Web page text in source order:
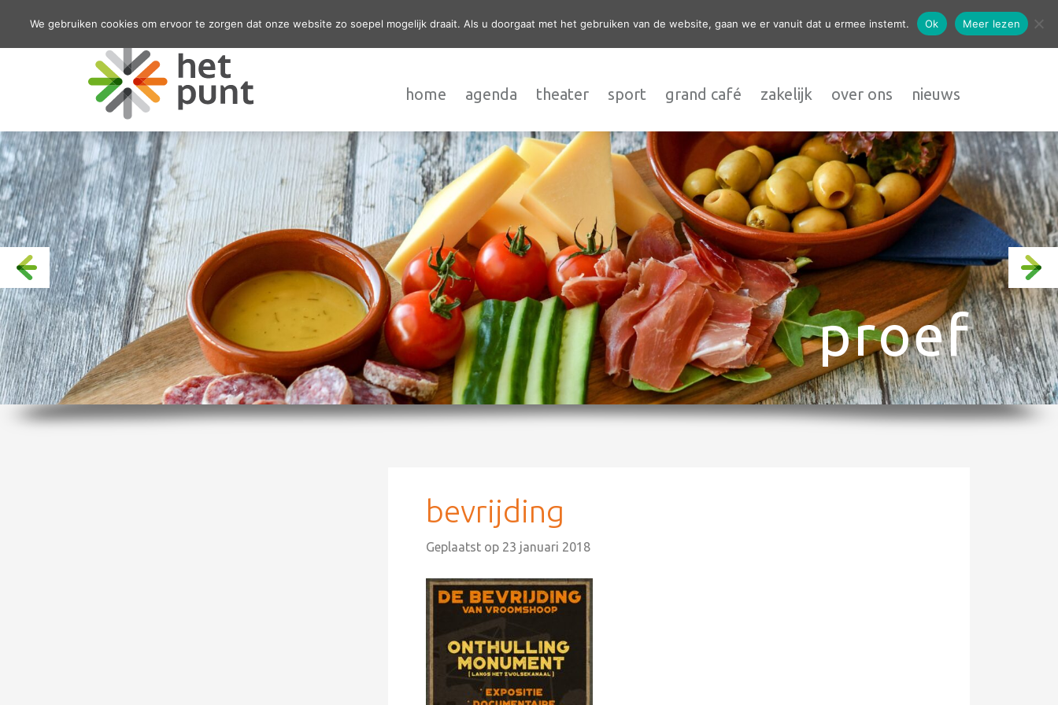
contact
home agenda theater sport grand café zakelijk over ons nieuws
proef
bevrijding
Geplaatst op 23 januari 2018
We gebruiken cookies om ervoor te zorgen dat onze website zo soepel mogelijk draait. Als u doorgaat met het gebruiken van de website, gaan we er vanuit dat u ermee instemt. Ok Meer lezen